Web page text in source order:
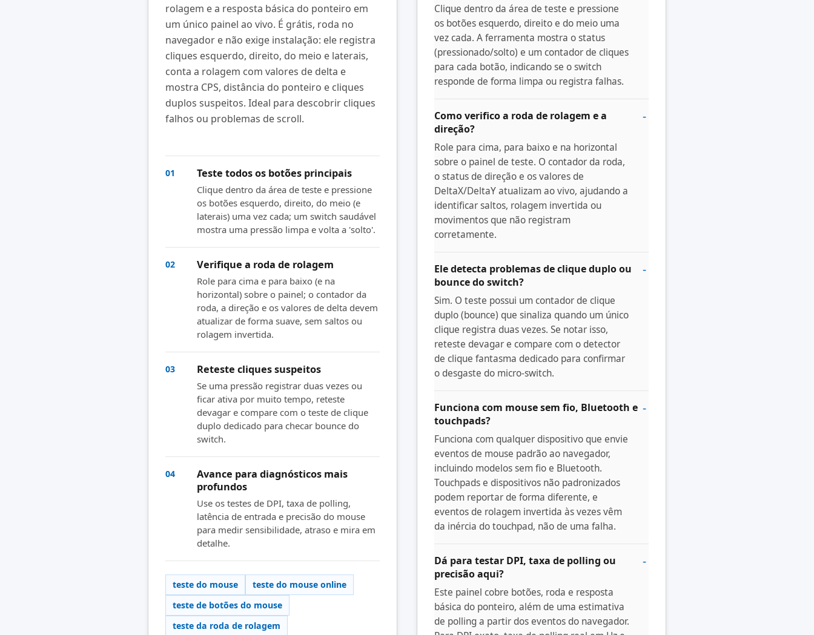
rolagem e a resposta básica do ponteiro em
um único painel ao vivo. É grátis, roda no
navegador e não exige instalação: ele registra
cliques esquerdo, direito, do meio e laterais,
conta a rolagem com valores de delta e
mostra CPS, distância do ponteiro e cliques
duplos suspeitos. Ideal para descobrir cliques
falhos ou problemas de scroll.
01 Teste todos os botões principais
Clique dentro da área de teste e pressione
os botões esquerdo, direito, do meio (e
laterais) uma vez cada; um switch saudável
mostra uma pressão limpa e volta a 'solto'.
02 Verifique a roda de rolagem
Role para cima e para baixo (e na
horizontal) sobre o painel; o contador da
roda, a direção e os valores de delta devem
atualizar de forma suave, sem saltos ou
rolagem invertida.
03 Reteste cliques suspeitos
Se uma pressão registrar duas vezes ou
ficar ativa por muito tempo, reteste
devagar e compare com o teste de clique
duplo dedicado para checar bounce do
switch.
04
Avance para diagnósticos mais
profundos
Use os testes de DPI, taxa de polling,
latência de entrada e precisão do mouse
para medir sensibilidade, atraso e mira em
detalhe.
teste do mouse
teste do mouse online
teste de botões do mouse
teste da roda de rolagem
Clique dentro da área de teste e pressione
os botões esquerdo, direito e do meio uma
vez cada. A ferramenta mostra o status
(pressionado/solto) e um contador de cliques
para cada botão, indicando se o switch
responde de forma limpa ou registra falhas.
Como verifico a roda de rolagem e a
direção?
Role para cima, para baixo e na horizontal
sobre o painel de teste. O contador da roda,
o status de direção e os valores de
DeltaX/DeltaY atualizam ao vivo, ajudando a
identificar saltos, rolagem invertida ou
movimentos que não registram
corretamente.
Ele detecta problemas de clique duplo ou
bounce do switch?
Sim. O teste possui um contador de clique
duplo (bounce) que sinaliza quando um único
clique registra duas vezes. Se notar isso,
reteste devagar e compare com o detector
de clique fantasma dedicado para confirmar
o desgaste do micro-switch.
Funciona com mouse sem fio, Bluetooth e
touchpads?
Funciona com qualquer dispositivo que envie
eventos de mouse padrão ao navegador,
incluindo modelos sem fio e Bluetooth.
Touchpads e dispositivos não padronizados
podem reportar de forma diferente, e
eventos de rolagem invertida às vezes vêm
da inércia do touchpad, não de uma falha.
Dá para testar DPI, taxa de polling ou
precisão aqui?
Este painel cobre botões, roda e resposta
básica do ponteiro, além de uma estimativa
de polling a partir dos eventos do navegador.